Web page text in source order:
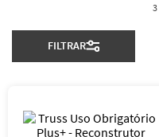
3
FILTRAR